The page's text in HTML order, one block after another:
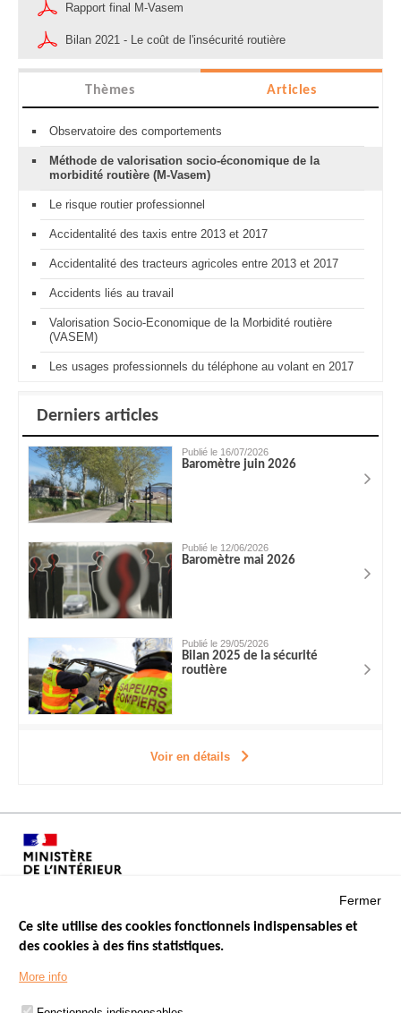
Rapport final M-Vasem
Bilan 2021 - Le coût de l'insécurité routière
Thèmes Articles
Observatoire des comportements
Méthode de valorisation socio-économique de la
morbidité routière (M-Vasem)
Le risque routier professionnel
Accidentalité des taxis entre 2013 et 2017
Accidentalité des tracteurs agricoles entre 2013 et 2017
Accidents liés au travail
Valorisation Socio-Economique de la Morbidité routière
(VASEM)
Les usages professionnels du téléphone au volant en 2017
Derniers articles
Publié le 16/07/2026
Baromètre juin 2026
Publié le 12/06/2026
Baromètre mai 2026
Publié le 29/05/2026
Bilan 2025 de la sécurité
routière
Voir en détails
Menu
Footer
LES SITES PUBLICS
ÉTAT DE L’INSÉCURITÉ ROUTIÈRE
Fermer
Ce site utilise des cookies fonctionnels indispensables et
des cookies à des fins statistiques.
More info